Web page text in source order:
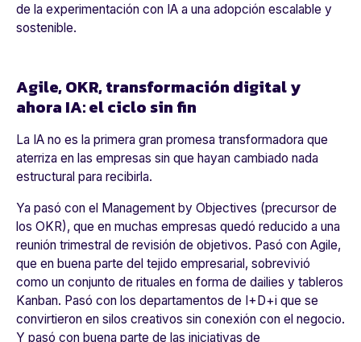
de la experimentación con IA a una adopción escalable y
sostenible.
Agile, OKR, transformación digital y
ahora IA: el ciclo sin fin
La IA no es la primera gran promesa transformadora que
aterriza en las empresas sin que hayan cambiado nada
estructural para recibirla.
Ya pasó con el Management by Objectives (precursor de
los OKR), que en muchas empresas quedó reducido a una
reunión trimestral de revisión de objetivos. Pasó con Agile,
que en buena parte del tejido empresarial, sobrevivió
como un conjunto de rituales en forma de dailies y tableros
Kanban. Pasó con los departamentos de I+D+i que se
convirtieron en silos creativos sin conexión con el negocio.
Y pasó con buena parte de las iniciativas de